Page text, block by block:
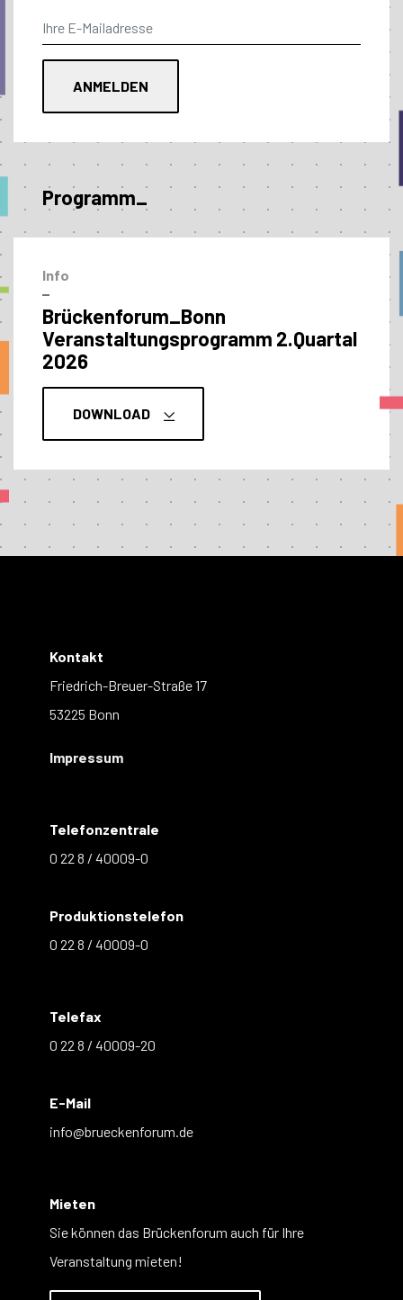
Programm_
Info
–
Brückenforum_Bonn
Veranstaltungs­programm 2.Quartal
2026
DOWNLOAD
Kontakt
Friedrich-Breuer-Straße 17
53225 Bonn
Impressum
Telefonzentrale
0 22 8 / 40009-0
Produktionstelefon
0 22 8 / 40009-0
Telefax
0 22 8 / 40009-20
E-Mail
info@brueckenforum.de
Mieten
Sie können das Brückenforum auch für Ihre
Veranstaltung mieten!